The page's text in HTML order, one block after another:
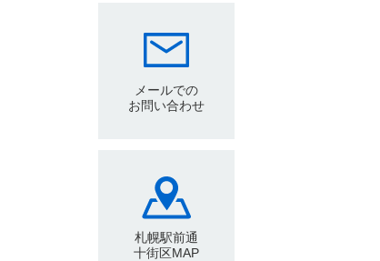
メールでの
お問い合わせ
札幌駅前通
十街区MAP